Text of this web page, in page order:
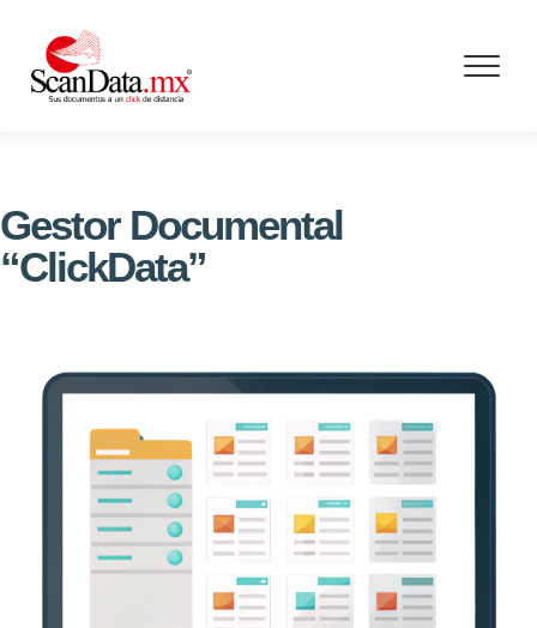
content
Gestor Documental
“ClickData”